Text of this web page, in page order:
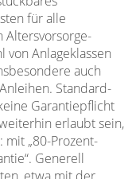
für alle
Altersvorsorge-
von Anlageklassen
auch
Standard-
Garantiepflicht
erlaubt sein,
mit „80-Prozent-
Generell